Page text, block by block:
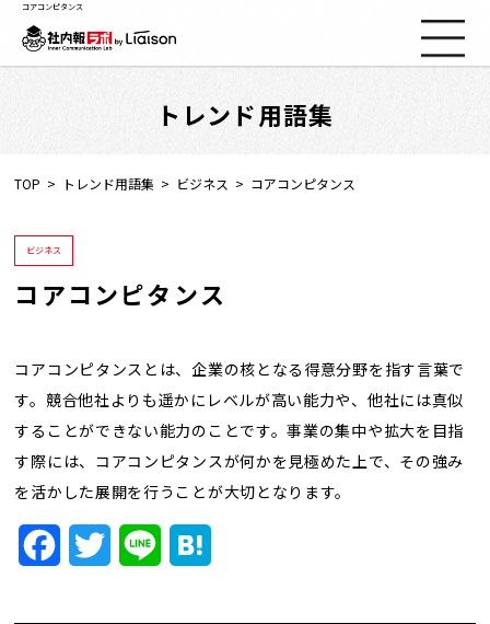
社内報ノウハウ
セミナー情報
資料コーナー
動画コーナー
支援実績
トレンド用語集
社長ブログ
コアコンピタンス
トレンド用語集
TOP トレンド用語集 ビジネス コアコンピタンス
ビジネス
コアコンピタンス
コアコンピタンスとは、企業の核となる得意分野を指す言葉で
す。競合他社よりも遥かにレベルが高い能力や、他社には真似
することができない能力のことです。事業の集中や拡大を目指
す際には、コアコンピタンスが何かを見極めた上で、その強み
を活かした展開を行うことが大切となります。
FacebookTwitter Line